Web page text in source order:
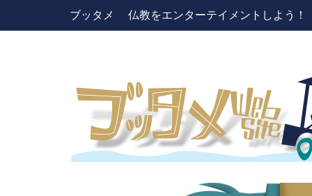
ブッタメ 仏教をエンターテイメントしよう